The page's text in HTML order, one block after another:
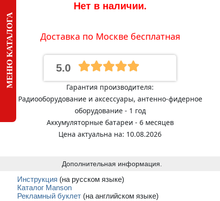
МЕНЮ КАТАЛОГА
Нет в наличии.
Доставка по Москве бесплатная
5.0
Гарантия производителя:
Радиооборудование и аксессуары, антенно-фидерное
оборудование - 1 год
Аккумуляторные батареи - 6 месяцев
Цена актуальна на: 10.08.2026
Дополнительная информация.
Инструкция (на русском языке)
Каталог Manson
Рекламный буклет (на английском языке)